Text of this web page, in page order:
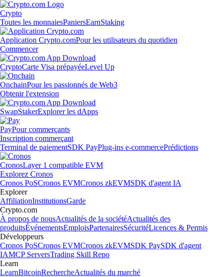
Crypto
Toutes les monnaiesPaniersEarnStaking
Application Crypto.comPour les utilisateurs du quotidien
Commencer
CryptoCarte Visa prépayéeLevel Up
OnchainPour les passionnés de Web3
Obtenir l'extension
SwapStakerExplorer les dApps
PayPour commerçants
Inscription commerçant
Terminal de paiementSDK PayPlug-ins e-commercePrédictions
CronosLayer 1 compatible EVM
Explorez Cronos
Cronos PoSCronos EVMCronos zkEVMSDK d'agent IA
Explorer
AffiliationInstitutionsGarde
Crypto.com
À propos de nousActualités de la sociétéActualités des
produitsÉvénementsEmploisPartenairesSécuritéLicences & Permis
Développeurs
Cronos PoSCronos EVMCronos zkEVMSDK PaySDK d'agent
IAMCP ServersTrading Skill Repo
Learn
LearnBitcoinRechercheActualités du marché